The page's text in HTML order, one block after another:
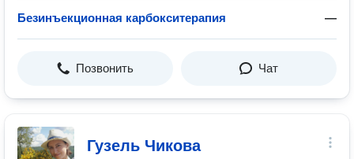
Безинъекционная карбокситерапия —
Позвонить Чат
Гузель Чикова